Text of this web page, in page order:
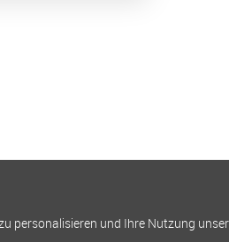
personalisieren und Ihre Nutzung